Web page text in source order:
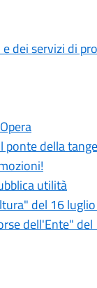
dei servizi di
ponte della
utilità
del 16
dell'Ente"